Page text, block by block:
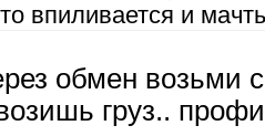
впиливается и
обмен возьми
груз..